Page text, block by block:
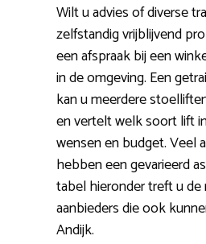
Wilt u advies of diverse
zelfstandig vrijblijvend
een afspraak bij een
in de omgeving. Een
kan u meerdere
en vertelt welk soort lift
wensen en budget. Veel
hebben een gevarieerd
tabel hieronder treft u
aanbieders die ook
Andijk.